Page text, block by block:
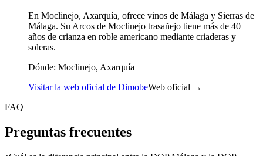
En Moclinejo, Axarquía, ofrece vinos de Málaga y Sierras de
Málaga. Su Arcos de Moclinejo trasañejo tiene más de 40
años de crianza en roble americano mediante criaderas y
soleras.
Dónde: Moclinejo, Axarquía
Visitar la web oficial de DimobeWeb oficial →
FAQ
Preguntas frecuentes